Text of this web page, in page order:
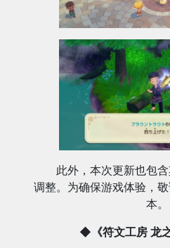
此外，本次更新也包
调整。为确保游戏体验，
本。
◆《符文工房 龙